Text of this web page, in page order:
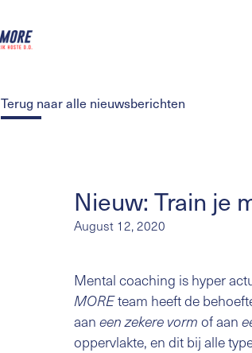
Terug naar alle nieuwsberichten
Nieuw: Train je
August 12, 2020
Mental coaching is hyper
MOREteam heeft de
aan een zekere vorm of aan
oppervlakte, en dit bij alle